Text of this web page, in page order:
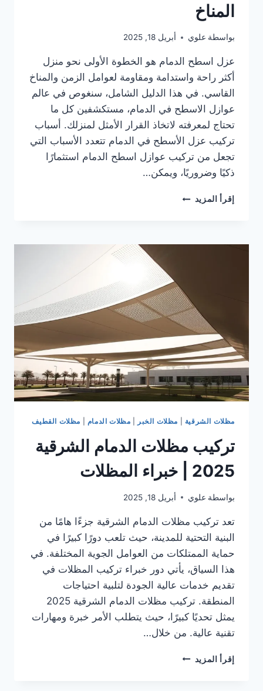
المناخ
بواسطة علوي أبريل 18, 2025
عزل اسطح الدمام هو الخطوة الأولى نحو منزل
أكثر راحة واستدامة ومقاومة لعوامل الزمن والمناخ
القاسي. في هذا الدليل الشامل، سنغوص في عالم
عوازل الاسطح في الدمام، مستكشفين كل ما
تحتاج لمعرفته لاتخاذ القرار الأمثل لمنزلك. أسباب
تركيب عزل الأسطح في الدمام تتعدد الأسباب التي
تجعل من تركيب عوازل اسطح الدمام استثمارًا
ذكيًا وضروريًا، ويمكن…
إقرأ المزيد عوازل
درع
مواجهة
المناخ
مظلات الشرقية مظلات الخبر مظلات الدمام مظلات القطيف
تركيب مظلات الدمام الشرقية
2025 | خبراء المظلات
بواسطة علوي أبريل 18, 2025
تعد تركيب مظلات الدمام الشرقية جزءًا هامًا من
البنية التحتية للمدينة، حيث تلعب دورًا كبيرًا في
حماية الممتلكات من العوامل الجوية المختلفة. في
هذا السياق، يأتي دور خبراء تركيب المظلات في
تقديم خدمات عالية الجودة لتلبية احتياجات
المنطقة. تركيب مظلات الدمام الشرقية 2025
يمثل تحديًا كبيرًا، حيث يتطلب الأمر خبرة ومهارات
تقنية عالية. من خلال…
إقرأ المزيد تركيب